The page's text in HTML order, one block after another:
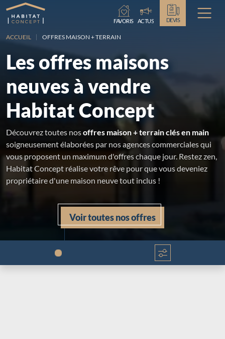
Chargement...
FAVORIS
ACTUS DEVIS
ACCUEIL OFFRES MAISON + TERRAIN
Les offres maisons
neuves à vendre
Habitat Concept
Découvrez toutes nosoffres maison + terrain clés en main
soigneusement élaborées par nos agences commerciales qui
vous proposent un maximum d'offres chaque jour. Restez zen,
Habitat Concept réalise votre rêve pour que vous deveniez
propriétaire d'une maison neuve tout inclus !
Voir toutes nos offres
Chargement...